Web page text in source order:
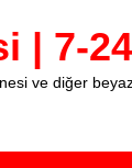
| 7-
ve diğer